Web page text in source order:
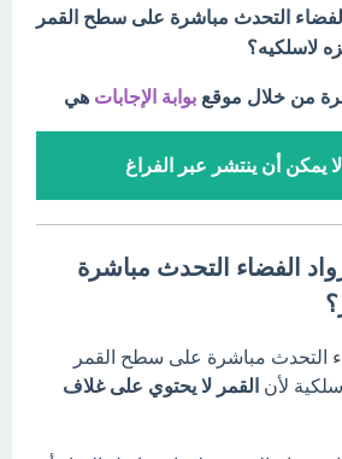
التحدث مباشرة على سطح القمر
لاسلكيه؟
من خلال موقع بوابة الإجابات هي
يمكن أن ينتشر عبر الفراغ
الفضاء التحدث مباشرة
التحدث مباشرة على سطح القمر
لأن القمر لا يحتوي على غلاف